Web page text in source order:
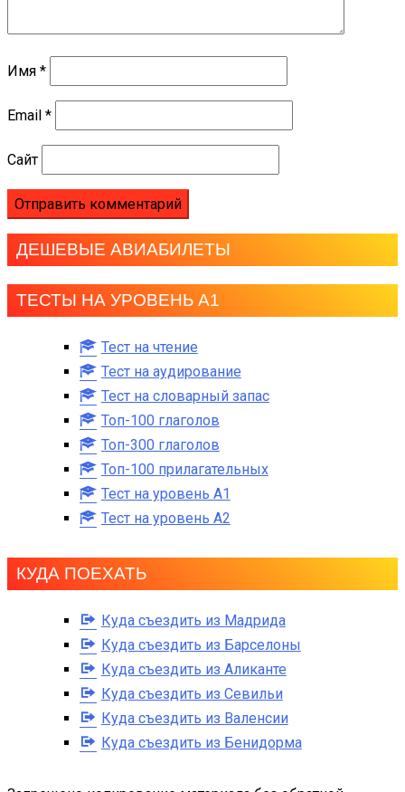
Имя *
Email *
Сайт
ДЕШЕВЫЕ АВИАБИЛЕТЫ
ТЕСТЫ НА УРОВЕНЬ А1
Тест на чтение
Тест на аудирование
Тест на словарный запас
Топ-100 глаголов
Топ-300 глаголов
Топ-100 прилагательных
Тест на уровень A1
Тест на уровень A2
КУДА ПОЕХАТЬ
Куда съездить из Мадрида
Куда съездить из Барселоны
Куда съездить из Аликанте
Куда съездить из Севильи
Куда съездить из Валенсии
Куда съездить из Бенидорма